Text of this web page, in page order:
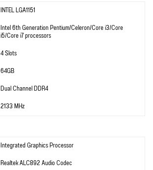
INTEL LGA1151
Intel 6th Generation Pentium/Celeron/Core i3/Core
i5/Core i7 processors
4 Slots
64GB
Dual Channel DDR4
2133 MHz
Integrated Graphics Processor
Realtek ALC892 Audio Codec